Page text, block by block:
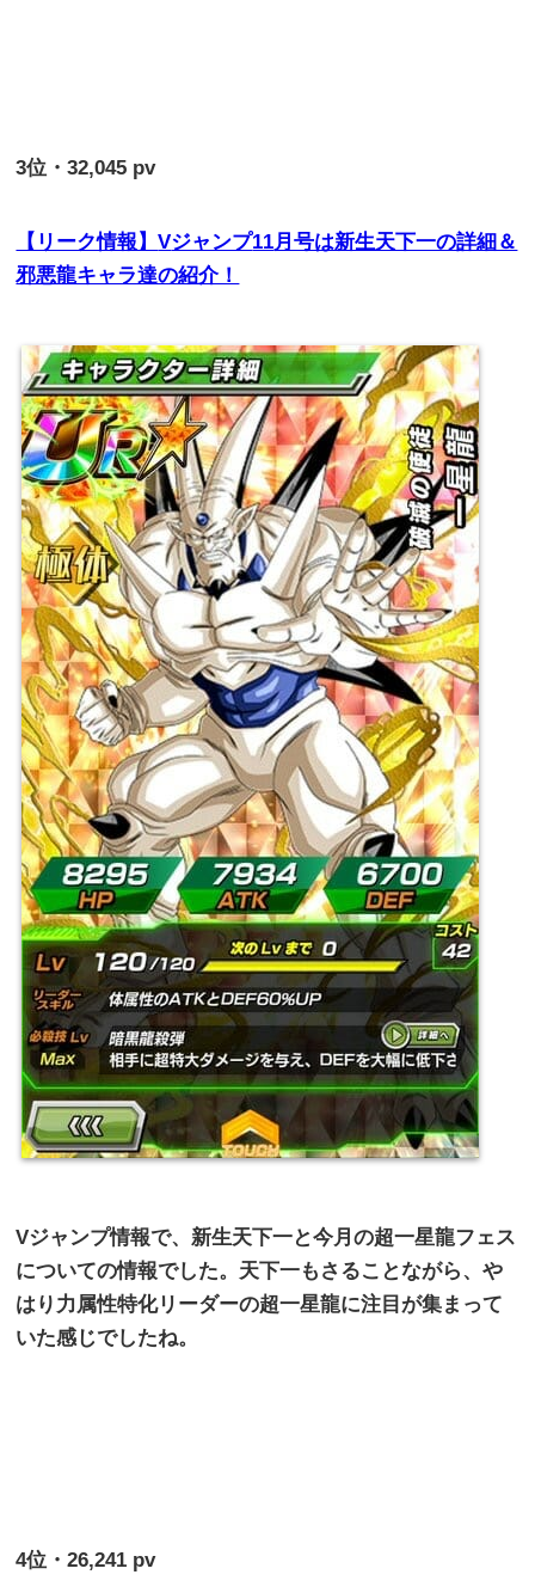
3位・32,045 pv
【リーク情報】Vジャンプ11月号は新生天下一の詳細＆
邪悪龍キャラ達の紹介！
Vジャンプ情報で、新生天下一と今月の超一星龍フェス
についての情報でした。天下一もさることながら、や
はり力属性特化リーダーの超一星龍に注目が集まって
いた感じでしたね。
4位・26,241 pv